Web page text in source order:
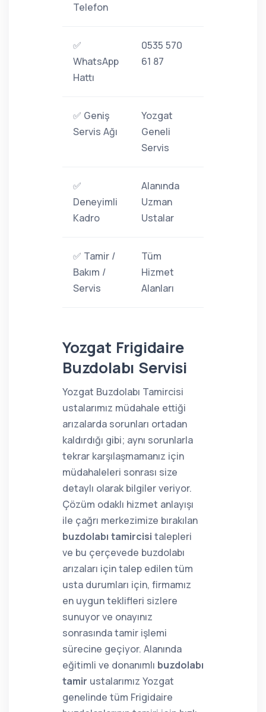
Telefon
✅
WhatsApp
Hattı
0535 570
61 87
✅ Geniş
Servis Ağı
Yozgat
Geneli
Servis
✅
Deneyimli
Kadro
Alanında
Uzman
Ustalar
✅ Tamir /
Bakım /
Servis
Tüm
Hizmet
Alanları
Yozgat Frigidaire
Buzdolabı Servisi
Yozgat Buzdolabı Tamircisi
ustalarımız müdahale ettiği
arızalarda sorunları ortadan
kaldırdığı gibi; aynı sorunlarla
tekrar karşılaşmamanız için
müdahaleleri sonrası size
detaylı olarak bilgiler veriyor.
Çözüm odaklı hizmet anlayışı
ile çağrı merkezimize bırakılan
buzdolabı tamircisi talepleri
ve bu çerçevede buzdolabı
arızaları için talep edilen tüm
usta durumları için, firmamız
en uygun teklifleri sizlere
sunuyor ve onayınız
sonrasında tamir işlemi
sürecine geçiyor. Alanında
eğitimli ve donanımlı buzdolabı
tamir ustalarımız Yozgat
genelinde tüm Frigidaire